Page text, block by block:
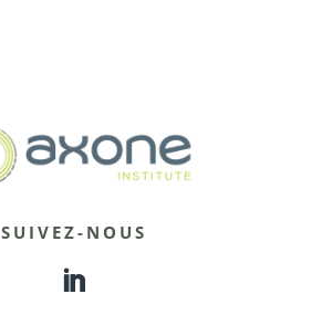
SUIVEZ-NOUS